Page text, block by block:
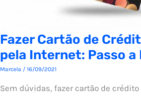
Fazer Cartão de
pela Internet: Passo a
Marcela / 16/09/2021
Sem dúvidas, fazer cartão de